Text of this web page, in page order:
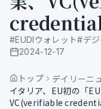
#EUDIウォレット#デ
公開日
2024-12-17
トップ
デイリーニ
イタリア、EU初の「
VC(verifiable